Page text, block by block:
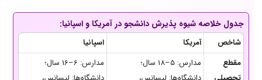
جدول خلاصه شیوه پذیرش دانشجو در آمریکا و اسپانیا:
شاخص آمریکا
اسپانیا
مقطع
مدارس: 5–18 سال؛
مدارس: 6–16 سال؛